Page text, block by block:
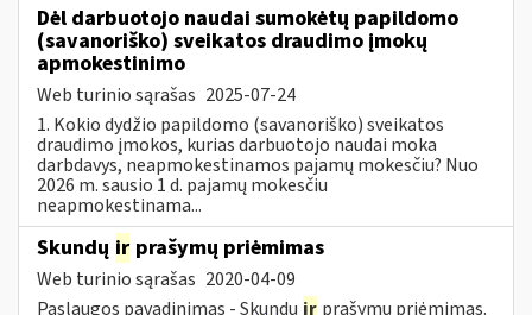
Dėl darbuotojo naudai sumokėtų papildomo
(savanoriško) sveikatos draudimo įmokų
apmokestinimo
Web turinio sąrašas 2025-07-24
1. Kokio dydžio papildomo (savanoriško) sveikatos
draudimo įmokos, kurias darbuotojo naudai moka
darbdavys, neapmokestinamos pajamų mokesčiu? Nuo
2026 m. sausio 1 d. pajamų mokesčiu
neapmokestinama...
Skundų ir prašymų priėmimas
Web turinio sąrašas 2020-04-09
Paslaugos pavadinimas - Skundų ir prašymų priėmimas.